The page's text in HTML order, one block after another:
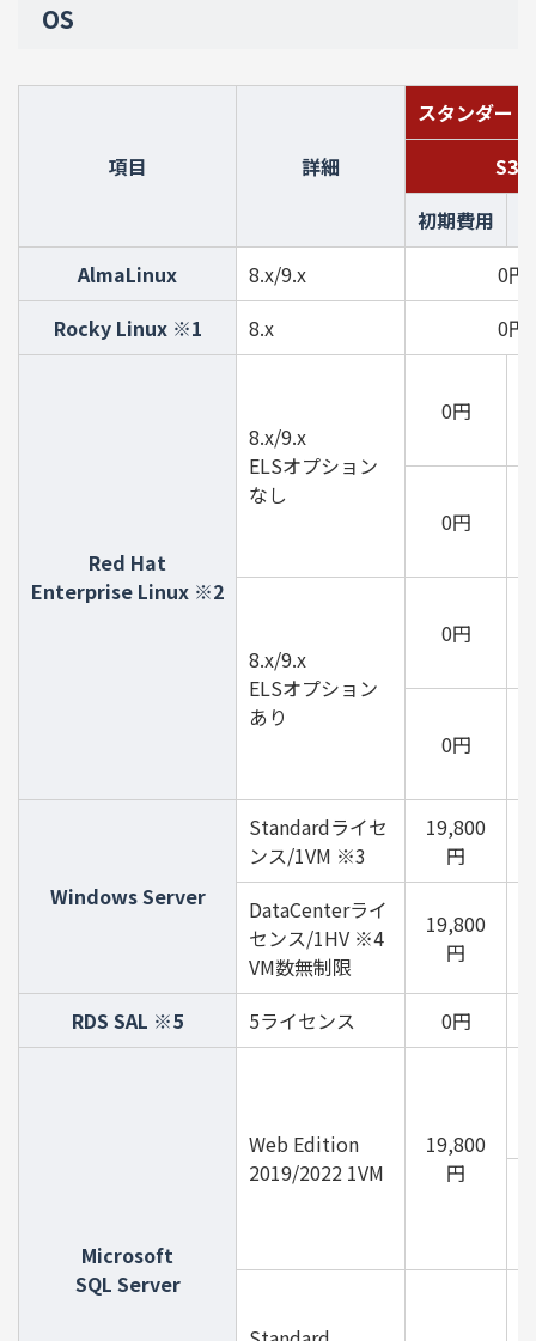
OS
項目 詳細
スタンダー
S3B
初期費用
AlmaLinux
8.x/9.x
0円
Rocky Linux ※1
8.x 0円
Red Hat
Enterprise Linux ※2
8.x/9.x
ELSオプション
なし
0円
0円
8.x/9.x
ELSオプション
あり
0円
0円
Windows Server
Standardライセ
ンス/1VM ※3
19,800
円
DataCenterライ
センス/1HV ※4
VM数無制限
19,800
円
RDS SAL ※5 5ライセンス 0円
Microsoft
SQL Server
Web Edition
2019/2022 1VM
19,800
円